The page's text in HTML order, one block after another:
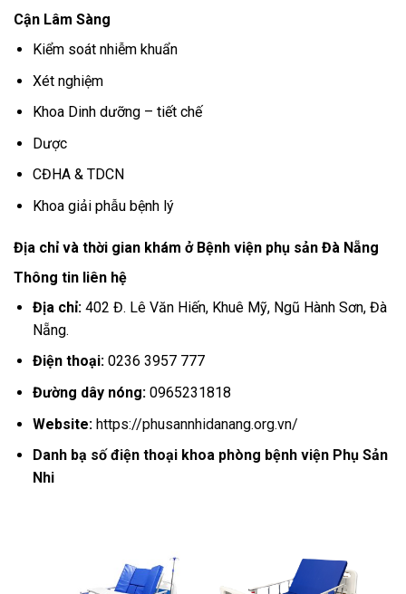
Cận Lâm Sàng
Kiểm soát nhiễm khuẩn
Xét nghiệm
Khoa Dinh dưỡng – tiết chế
Dược
CĐHA & TDCN
Khoa giải phẫu bệnh lý
Địa chỉ và thời gian khám ở Bệnh viện phụ sản Đà Nẵng
Thông tin liên hệ
Địa chỉ:402 Đ. Lê Văn Hiến, Khuê Mỹ, Ngũ Hành Sơn, Đà
Nẵng.
Điện thoại:0236 3957 777
Đường dây nóng:0965231818
Website: https://phusannhidanang.org.vn/
Danh bạ số điện thoại khoa phòng bệnh viện Phụ Sản
Nhi
-12%